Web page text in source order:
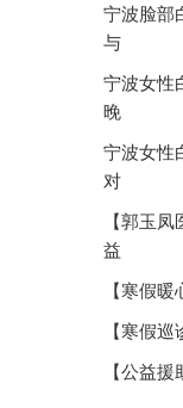
宁波脸部
与
宁波女性
晚
宁波女性
对
【郭玉
益
【寒假
【寒假
【公益